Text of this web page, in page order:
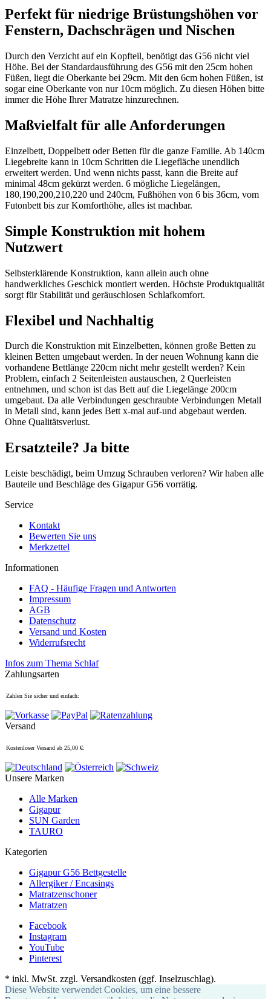
Perfekt für niedrige Brüstungshöhen vor
Fenstern, Dachschrägen und Nischen
Durch den Verzicht auf ein Kopfteil, benötigt das G56 nicht viel
Höhe. Bei der Standardausführung des G56 mit den 25cm hohen
Füßen, liegt die Oberkante bei 29cm. Mit den 6cm hohen Füßen, ist
sogar eine Oberkante von nur 10cm möglich. Zu diesen Höhen bitte
immer die Höhe Ihrer Matratze hinzurechnen.
Maßvielfalt für alle Anforderungen
Einzelbett, Doppelbett oder Betten für die ganze Familie. Ab 140cm
Liegebreite kann in 10cm Schritten die Liegefläche unendlich
erweitert werden. Und wenn nichts passt, kann die Breite auf
minimal 48cm gekürzt werden. 6 mögliche Liegelängen,
180,190,200,210,220 und 240cm, Fußhöhen von 6 bis 36cm, vom
Futonbett bis zur Komforthöhe, alles ist machbar.
Simple Konstruktion mit hohem
Nutzwert
Selbsterklärende Konstruktion, kann allein auch ohne
handwerkliches Geschick montiert werden. Höchste Produktqualität
sorgt für Stabilität und geräuschlosen Schlafkomfort.
Flexibel und Nachhaltig
Durch die Konstruktion mit Einzelbetten, können große Betten zu
kleinen Betten umgebaut werden. In der neuen Wohnung kann die
vorhandene Bettlänge 220cm nicht mehr gestellt werden? Kein
Problem, einfach 2 Seitenleisten austauschen, 2 Querleisten
entnehmen, und schon ist das Bett auf die Liegelänge 200cm
umgebaut. Da alle Verbindungen geschraubte Verbindungen Metall
in Metall sind, kann jedes Bett x-mal auf-und abgebaut werden.
Ohne Qualitätsverlust.
Ersatzteile? Ja bitte
Leiste beschädigt, beim Umzug Schrauben verloren? Wir haben alle
Bauteile und Beschläge des Gigapur G56 vorrätig.
Service
Kontakt
Bewerten Sie uns
Merkzettel
Informationen
FAQ - Häufige Fragen und Antworten
Impressum
AGB
Datenschutz
Versand und Kosten
Widerrufsrecht
Infos zum Thema Schlaf
Zahlungsarten
Zahlen Sie sicher und einfach:
Versand
Kostenloser Versand ab 25,00 €:
Unsere Marken
Alle Marken
Gigapur
SUN Garden
TAURO
Kategorien
Gigapur G56 Bettgestelle
Allergiker / Encasings
Matratzenschoner
Matratzen
Facebook
Instagram
YouTube
Pinterest
* inkl. MwSt. zzgl. Versandkosten (ggf. Inselzuschlag).
Diese Website verwendet Cookies, um eine bessere